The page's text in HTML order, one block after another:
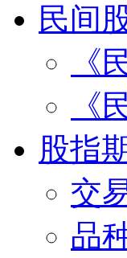
民间
《
《
股指
交
品